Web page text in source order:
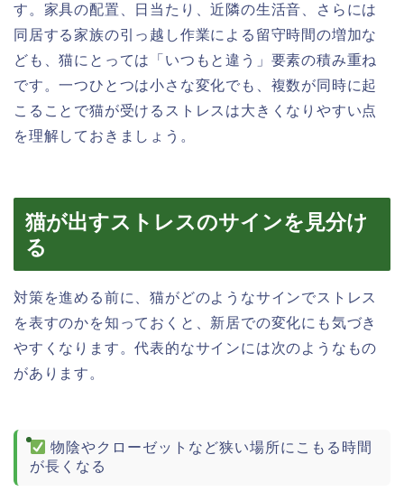
す。家具の配置、日当たり、近隣の生活音、さらには
同居する家族の引っ越し作業による留守時間の増加な
ども、猫にとっては「いつもと違う」要素の積み重ね
です。一つひとつは小さな変化でも、複数が同時に起
こることで猫が受けるストレスは大きくなりやすい点
を理解しておきましょう。
猫が出すストレスのサインを見分け
る
対策を進める前に、猫がどのようなサインでストレス
を表すのかを知っておくと、新居での変化にも気づき
やすくなります。代表的なサインには次のようなもの
があります。
物陰やクローゼットなど狭い場所にこもる時間
が長くなる